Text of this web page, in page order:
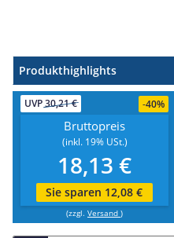
Produkthighlights
UVP30,21 € -40%
Bruttopreis
(inkl. 19% USt.)
18,13 €
Sie sparen 12,08 €
(zzgl. Versand )